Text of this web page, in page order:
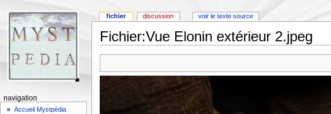
Fichier:Vue Elonin extérieur 2.jpeg
fichier discussion voir le texte source
navigation
Accueil Mystpédia